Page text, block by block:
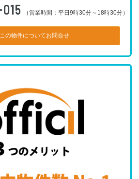
（営業時間：平日9時30分～18時30分）
の物件についてお問合せ